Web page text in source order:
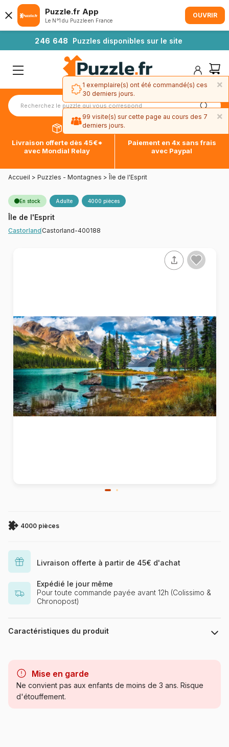
246 648 Puzzles disponibles sur le site
Livraison offerte dès 45€*
avec Mondial Relay
Paiement en 4x sans frais
avec Paypal
Accueil > Puzzles - Montagnes > Île de l'Esprit
En stock Adulte 4000 pièces
Île de l'Esprit
Castorland Castorland-400188
4000 pièces
Livraison offerte à partir de 45€ d'achat
Expédié le jour même
Pour toute commande payée avant 12h (Colissimo &
Chronopost)
Caractéristiques du produit
Catégorie
Mise en garde
Ne convient pas aux enfants de moins de 3 ans. Risque
d'étouffement.
Puzzle.fr App
Le N°1 du Puzzle en France
OUVRIR
×
1 exemplaire(s) ont été commandé(s) ces
30 derniers jours.
×
99 visite(s) sur cette page au cours des 7
derniers jours.